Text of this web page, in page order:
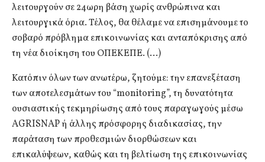
λειτουργούν σε 24ωρη βάση χωρίς ανθρώπινα και
λειτουργικά όρια. Τέλος, θα θέλαμε να επισημάνουμε το
σοβαρό πρόβλημα επικοινωνίας και ανταπόκρισης από
τη νέα διοίκηση του ΟΠΕΚΕΠΕ. (…)
Κατόπιν όλων των ανωτέρω, ζητούμε: την επανεξέταση
των αποτελεσμάτων του “monitoring”, τη δυνατότητα
ουσιαστικής τεκμηρίωσης από τους παραγωγούς μέσω
AGRISNAP ή άλλης πρόσφορης διαδικασίας, την
παράταση των προθεσμιών διορθώσεων και
επικαλύψεων, καθώς και τη βελτίωση της επικοινωνίας